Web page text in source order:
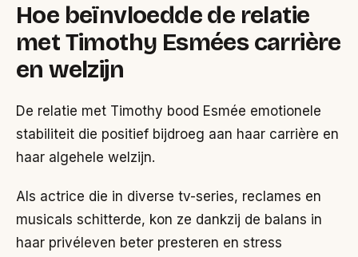
Hoe beïnvloedde de relatie
met Timothy Esmées carrière
en welzijn
De relatie met Timothy bood Esmée emotionele
stabiliteit die positief bijdroeg aan haar carrière en
haar algehele welzijn.
Als actrice die in diverse tv-series, reclames en
musicals schitterde, kon ze dankzij de balans in
haar privéleven beter presteren en stress